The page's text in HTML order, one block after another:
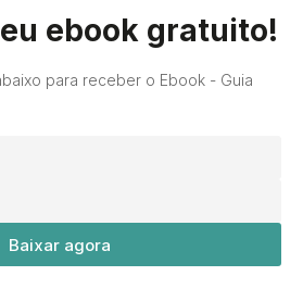
ebook gratuito!
para receber o Ebook - Guia
Baixar agora